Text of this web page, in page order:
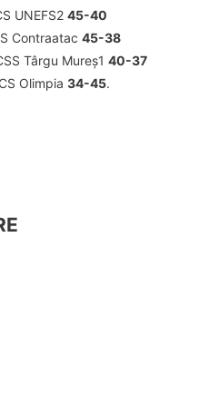
UNEFS2 45-40
Contraatac 45-38
Târgu Mureș1 40-37
Olimpia 34-45.